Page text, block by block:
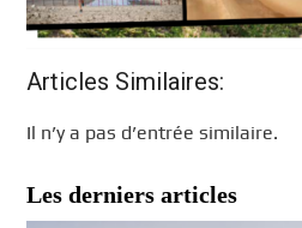
Articles Similaires:
Il n’y a pas d’entrée similaire.
Les derniers articles